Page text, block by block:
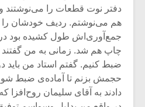
دفتر نوت قطعات را می‌نوشتند
هم می‌نوشتم. ردیف خودشان
جمع‌آوری‌اش طول کشیده بود
چاپ هم شد. زمانی به من گفتند
ضبط کنیم. گفتم استاد من باید دو
حجمش بزنم تا آماده‌ی ضبط
دادند به آقای سلیمان